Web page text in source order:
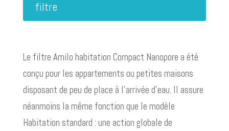
filtre
Le filtre Amilo habitation Compact Nanopore a été
conçu pour les appartements ou petites maisons
disposant de peu de place à l’arrivée d’eau. Il assure
néanmoins la même fonction que le modèle
Habitation standard : une action globale de